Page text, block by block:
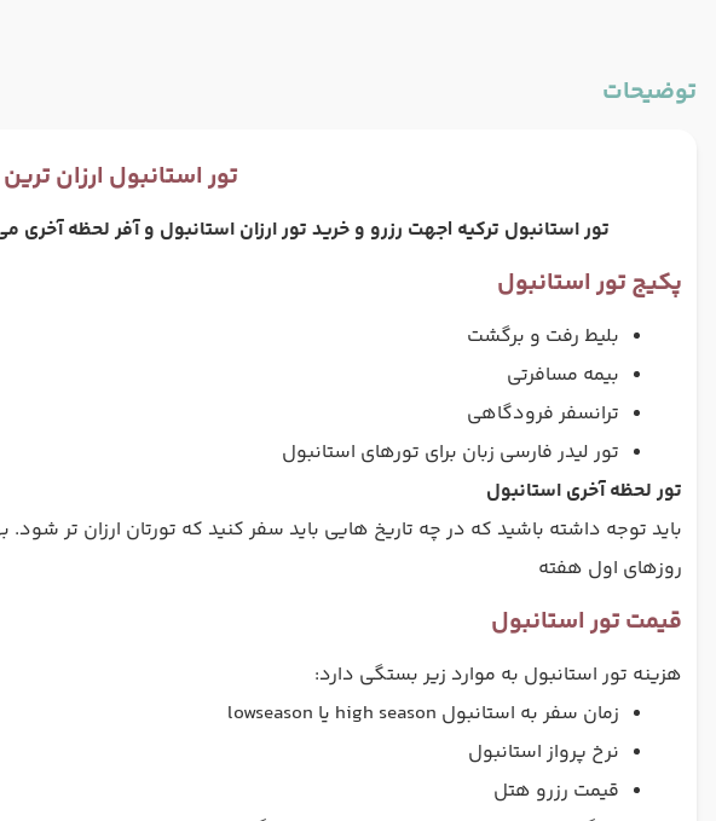
توضیحات
تور استانبول ارزان
تور استانبول ترکیه |جهت رزرو و خرید تور ارزان استانبول و آفر لحظه
پکیج تور استانبول
بلیط رفت و برگشت
بیمه مسافرتی
ترانسفر فرودگاهی
تور لیدر فارسی زبان برای تورهای استانبول
تور لحظه آخری استانبول
باید توجه داشته باشید که در چه تاریخ هایی باید سفر کنید که تورتان ارزان تر شود.
روزهای اول هفته
قیمت تور استانبول
هزینه تور استانبول به موارد زیر بستگی دارد:
زمان سفر به استانبول high season یا lowseason
نرخ پرواز استانبول
قیمت رزرو هتل